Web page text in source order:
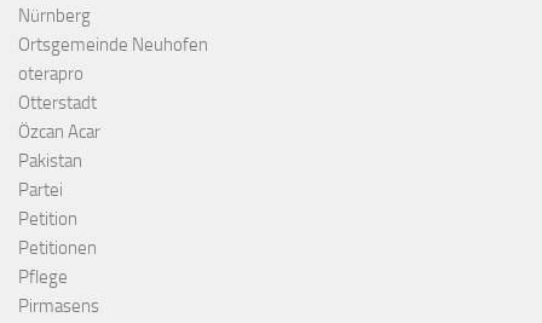
Nürnberg
Ortsgemeinde Neuhofen
oterapro
Otterstadt
Özcan Acar
Pakistan
Partei
Petition
Petitionen
Pflege
Pirmasens